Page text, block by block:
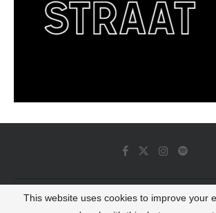
© 2022 - Luminous Dash All Rights
This website uses cookies to improve your